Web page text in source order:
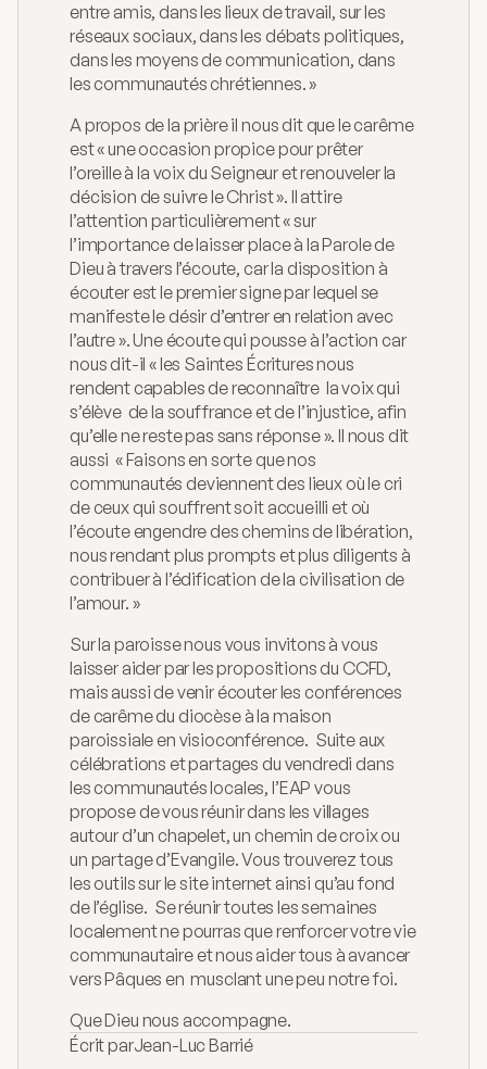
entre amis, dans les lieux de travail, sur les
réseaux sociaux, dans les débats politiques,
dans les moyens de communication, dans
les communautés chrétiennes. »
A propos de la prière il nous dit que le carême
est « une occasion propice pour prêter
l’oreille à la voix du Seigneur et renouveler la
décision de suivre le Christ ». Il attire
l’attention particulièrement « sur
l’importance de laisser place à la Parole de
Dieu à travers l’écoute, car la disposition à
écouter est le premier signe par lequel se
manifeste le désir d’entrer en relation avec
l’autre ». Une écoute qui pousse à l’action car
nous dit-il « les Saintes Écritures nous
rendent capables de reconnaître  la voix qui
s’élève  de la souffrance et de l’injustice, afin
qu’elle ne reste pas sans réponse ». Il nous dit
aussi  « Faisons en sorte que nos
communautés deviennent des lieux où le cri
de ceux qui souffrent soit accueilli et où
l’écoute engendre des chemins de libération,
nous rendant plus prompts et plus diligents à
contribuer à l’édification de la civilisation de
l’amour. »
Sur la paroisse nous vous invitons à vous
laisser aider par les propositions du CCFD,
mais aussi de venir écouter les conférences
de carême du diocèse à la maison
paroissiale en visioconférence.  Suite aux
célébrations et partages du vendredi dans
les communautés locales, l’EAP vous
propose de vous réunir dans les villages
autour d’un chapelet, un chemin de croix ou
un partage d’Evangile. Vous trouverez tous
les outils sur le site internet ainsi qu’au fond
de l’église.  Se réunir toutes les semaines
localement ne pourras que renforcer votre vie
communautaire et nous aider tous à avancer
vers Pâques en  musclant une peu notre foi.
Que Dieu nous accompagne.
Écrit parJean-Luc Barrié